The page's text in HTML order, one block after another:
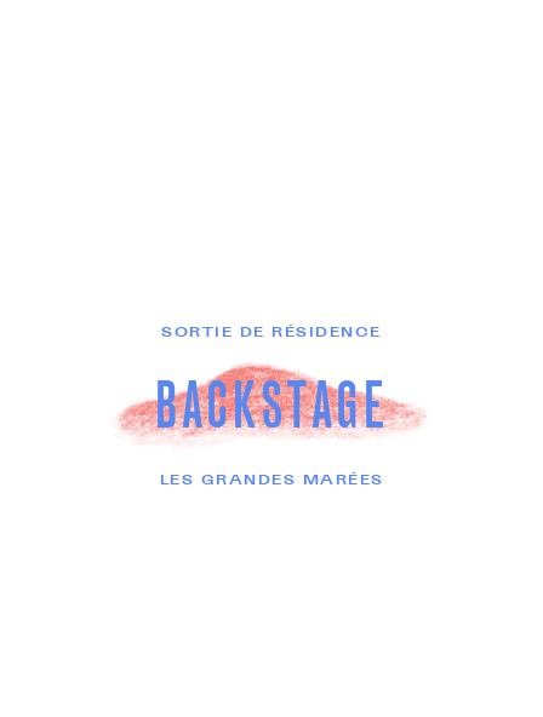
SORTIE DE RÉSIDENCE
BACKSTAGE
LES GRANDES MARÉES